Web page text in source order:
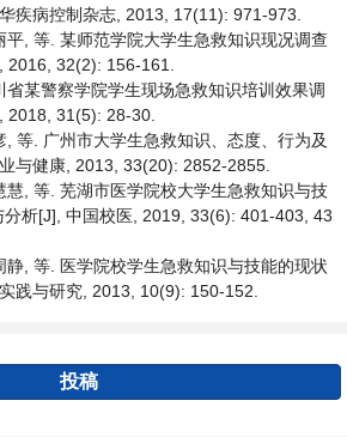
疾病控制杂志, 2013, 17(11): 971-973.
平, 等. 某师范学院大学生急救知识现况调查
2016, 32(2): 156-161.
省某警察学院学生现场急救知识培训效果调
2018, 31(5): 28-30.
, 等. 广州市大学生急救知识、态度、行为及
与健康, 2013, 33(20): 2852-2855.
慧, 等. 芜湖市医学院校大学生急救知识与技
分析[J], 中国校医, 2019, 33(6): 401-403, 43
静, 等. 医学院校学生急救知识与技能的现状
践与研究, 2013, 10(9): 150-152.
投稿